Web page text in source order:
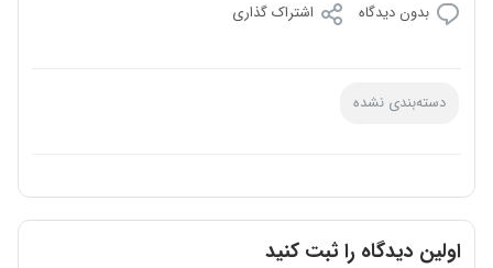
بدون دیدگاه اشتراک گذاری
دسته‌بندی نشده
اولین دیدگاه را ثبت کنید